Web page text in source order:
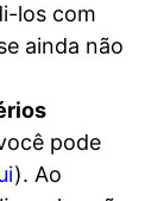
los com
ainda não
pode
). Ao